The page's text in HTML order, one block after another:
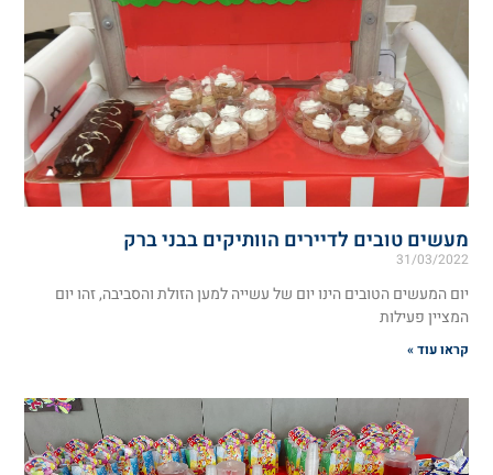
מעשים טובים לדיירים הוותיקים בבני ברק
31/03/2022
יום המעשים הטובים הינו יום של עשייה למען הזולת והסביבה, זהו יום
המציין פעילות
קראו עוד »